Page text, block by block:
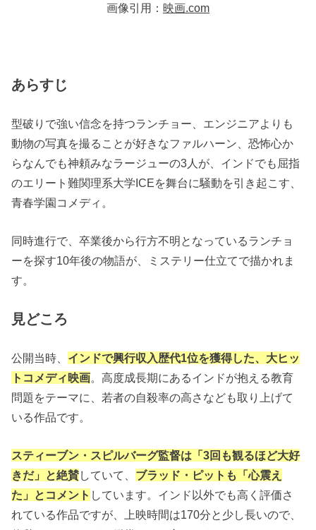
画像引用： 映画.com
あらすじ
型破りで強い信念を持つランチョー、エンジニアよりも
動物の写真を撮ることが好きなファルハーン、恐怖心か
らなんでも神頼みなラージューの3人が、インドでも屈指
のエリート難関理系大学ICEを舞台に騒動を引き起こす、
青春学園コメディ。
同時進行で、卒業後から行方不明となっているランチョ
ーを探す10年後の物語が、ミステリー仕立てで描かれま
す。
見どころ
公開当時、 インドで興行収入歴代1位を獲得した、大ヒッ
トコメディ映画。高度成長期にあるインドが抱える教育
問題をテーマに、若者の自殺率の高さなども取り上げて
いる作品です。
スティーブン・スピルバーグ監督は「3回も観るほど大好
きだ」と絶賛していて、 ブラッド・ピットも「心震え
た」とコメント しています。インド以外でも高く評価さ
れている作品ですが、上映時間は170分と少し長いので、